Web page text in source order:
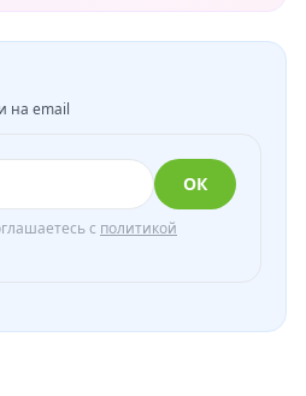
на email
ОК
с политикой